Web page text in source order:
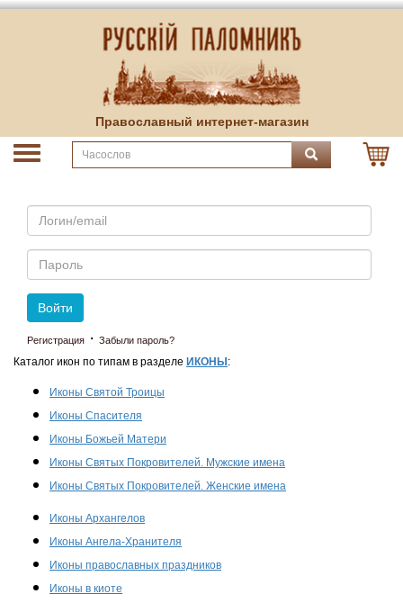
Православный интернет-магазин
Email
Пароль
Войти
Регистрация · Забыли пароль?
Каталог икон по типам в разделе ИКОНЫ :
Иконы Святой Троицы
Иконы Спасителя
Иконы Божьей Матери
Иконы Святых Покровителей. Мужские имена
Иконы Святых Покровителей. Женские имена
Иконы Архангелов
Иконы Ангела-Хранителя
Иконы православных праздников
Иконы в киоте